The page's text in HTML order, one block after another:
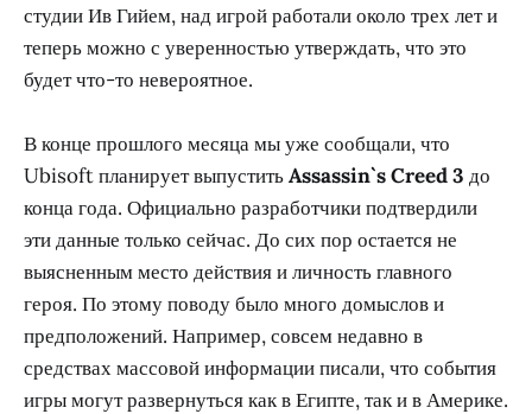
студии Ив Гийем, над игрой работали около трех лет и
теперь можно с уверенностью утверждать, что это
будет что-то невероятное.
В конце прошлого месяца мы уже сообщали, что
Ubisoft планирует выпуститьAssassin`s Creed 3 до
конца года. Официально разработчики подтвердили
эти данные только сейчас. До сих пор остается не
выясненным место действия и личность главного
героя. По этому поводу было много домыслов и
предположений. Например, совсем недавно в
средствах массовой информации писали, что события
игры могут развернуться как в Египте, так и в Америке.